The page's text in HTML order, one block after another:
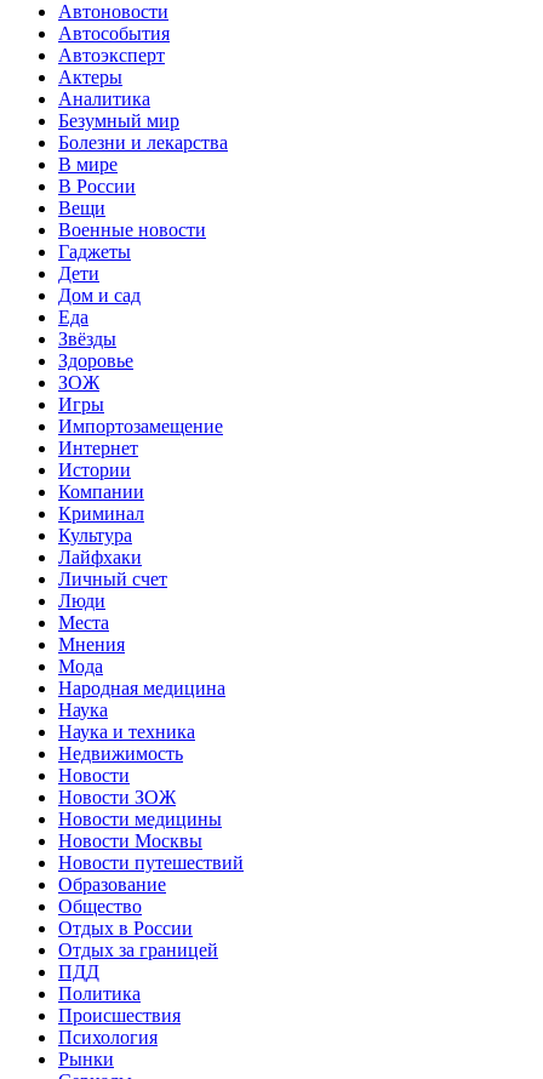
Автоновости
Автособытия
Автоэксперт
Актеры
Аналитика
Безумный мир
Болезни и лекарства
В мире
В России
Вещи
Военные новости
Гаджеты
Дети
Дом и сад
Еда
Звёзды
Здоровье
ЗОЖ
Игры
Импортозамещение
Интернет
Истории
Компании
Криминал
Культура
Лайфхаки
Личный счет
Люди
Места
Мнения
Мода
Народная медицина
Наука
Наука и техника
Недвижимость
Новости
Новости ЗОЖ
Новости медицины
Новости Москвы
Новости путешествий
Образование
Общество
Отдых в России
Отдых за границей
ПДД
Политика
Происшествия
Психология
Рынки